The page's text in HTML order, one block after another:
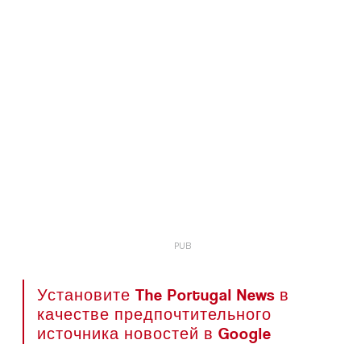
Установите The Portugal News в
качестве предпочтительного
источника новостей в Google